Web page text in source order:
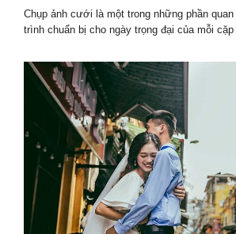
Chụp ảnh cưới là một trong những phần
trình chuẩn bị cho ngày trọng đại của mỗi cặp